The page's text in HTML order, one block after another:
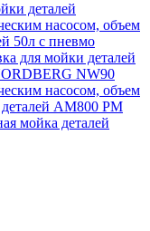
деталей
насосом, объем
50л с пневмо
для мойки деталей
NW90
насосом, объем
деталей АМ800 РМ
мойка деталей